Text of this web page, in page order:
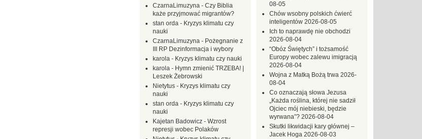
08-05
Chów wsobny polskich ćwierć
inteligentów 2026-08-05
Ich to naprawdę nie obchodzi
2026-08-04
“Obóz Świętych” i tożsamość
Europy wobec zalewu imigracją
2026-08-04
Wojna z Matką Bożą trwa 2026-
08-04
Co oznaczają słowa Jezusa
„Każda roślina, której nie sadził
Ojciec mój niebieski, będzie
wyrwana”? 2026-08-04
Skutki likwidacji kary głównej –
Jacek Hoga 2026-08-03
CzarnaLimuzyna - Czy Biblia
każe przyjmować migrantów?
stan orda - Kryzys klimatu czy
nauki
CzarnaLimuzyna - Pożegnanie z
III RP Dezinformacja i wybory
karola - Kryzys klimatu czy nauki
karola - Hymn zmienić TRZEBA! |
Leszek Żebrowski
Nietytus - Kryzys klimatu czy
nauki
stan orda - Kryzys klimatu czy
nauki
Kajetan Badowicz - Wzrost
represji wobec Polaków